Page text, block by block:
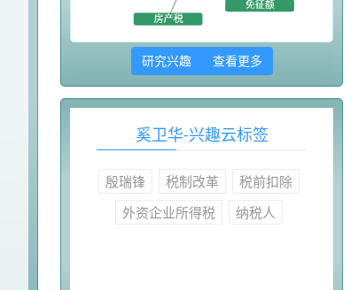
研究兴趣 查看更多
奚卫华-兴趣云标签
殷瑞锋 税制改革
税前扣除
外资企业所得税
纳税人